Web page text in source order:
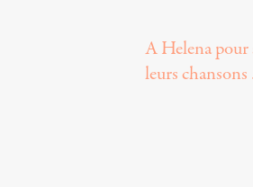
A Helena pour
leurs